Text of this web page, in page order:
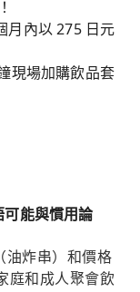
月內以 275 日元
現場加購飲品套
能與慣用論
炸串）和價格
庭和成人聚會飲